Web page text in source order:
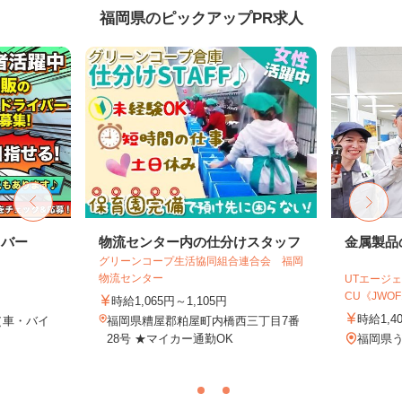
福岡県のピックアップPR求人
ー
・バイ
物流センター内の仕分けスタッフ
グリーンコープ生活協同組合連合会 福岡
物流センター
時給1,065円～1,105円
福岡県糟屋郡粕屋町内橋西三丁目7番
28号 ★マイカー通勤OK
金属製品
UTエージ
CU《
時給
福岡県